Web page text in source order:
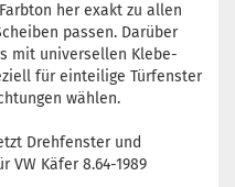
her exakt zu allen
passen. Darüber
mit universellen Klebe-
für einteilige Türfenster
wählen.
Drehfenster und
VW Käfer 8.64-1989